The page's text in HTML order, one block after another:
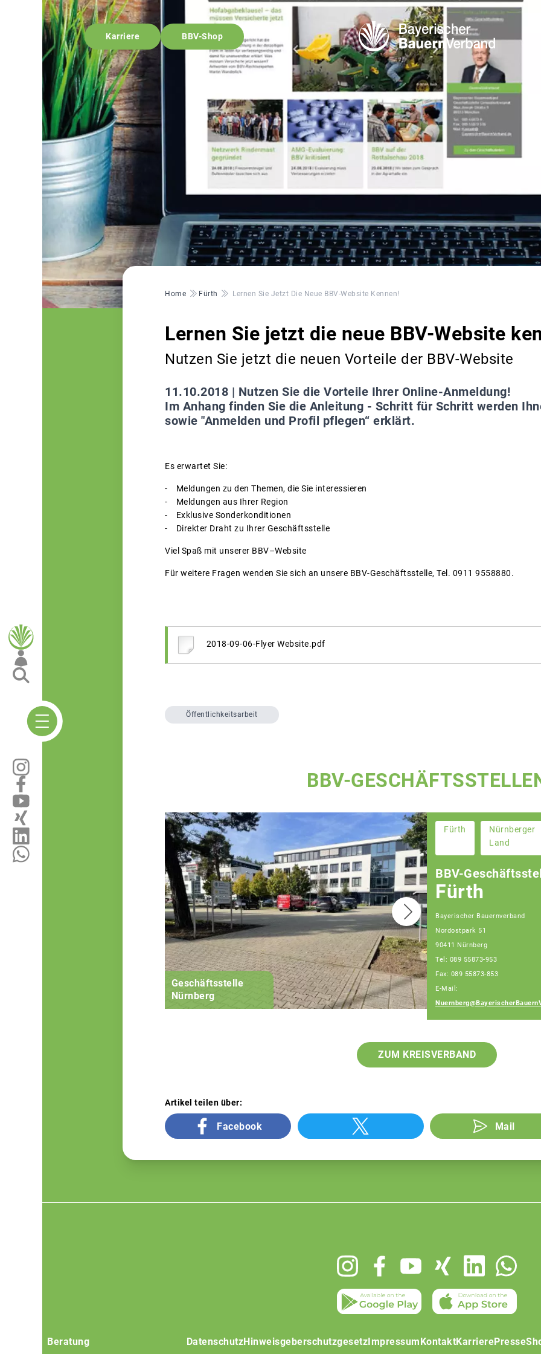
Karriere BBV-Shop
Pfadnavigation
Home Fürth Lernen Sie Jetzt Die Neue BBV-Website Kennen!
Lernen Sie jetzt die neue BBV-Website
Nutzen Sie jetzt die neuen Vorteile der BBV-Website
11.10.2018 | Nutzen Sie die Vorteile Ihrer Online-Anmeldung!
Im Anhang finden Sie die Anleitung - Schritt für Schritt werden
sowie "Anmelden und Profil pflegen“ erklärt.
Es erwartet Sie:
- Meldungen zu den Themen, die Sie interessieren
- Meldungen aus Ihrer Region
- Exklusive Sonderkonditionen
- Direkter Draht zu Ihrer Geschäftsstelle
Viel Spaß mit unserer BBV–Website
Für weitere Fragen wenden Sie sich an unsere BBV-Geschäftsstelle, Tel. 0911 9558880.
2018-09-06-Flyer Website.pdf
Öffentlichkeitsarbeit
BBV-
Geschäftsstelle
Nürnberg
Christian Huber
Geschäftsführer
Fürth
Nürnberger
Land
BBV-
Fürth
Bayerischer Bauernverband
Nordostpark 51
90411 Nürnberg
Tel: 089 55873-953
Fax: 089 55873-853
E-Mail:
ZUM KREISVERBAND
Artikel teilen über:
Facebook Mail
Beratung
DatenschutzHinweisgeberschutzgesetz Impressum KontaktKarrierePresse